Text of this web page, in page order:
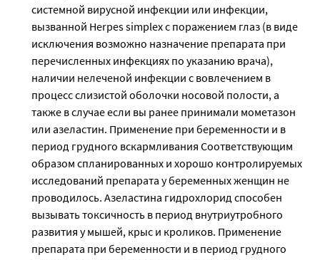
системной вирусной инфекции или инфекции,
вызванной Herpes simplex с поражением глаз (в виде
исключения возможно назначение препарата при
перечисленных инфекциях по указанию врача),
наличии нелеченой инфекции с вовлечением в
процесс слизистой оболочки носовой полости, а
также в случае если вы ранее принимали мометазон
или азеластин. Применение при беременности и в
период грудного вскармливания Соответствующим
образом спланированных и хорошо контролируемых
исследований препарата у беременных женщин не
проводилось. Азеластина гидрохлорид способен
вызывать токсичность в период внутриутробного
развития у мышей, крыс и кроликов. Применение
препарата при беременности и в период грудного